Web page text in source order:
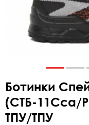
Ботинки
(СТБ-11Сса/
ТПУ/ТПУ